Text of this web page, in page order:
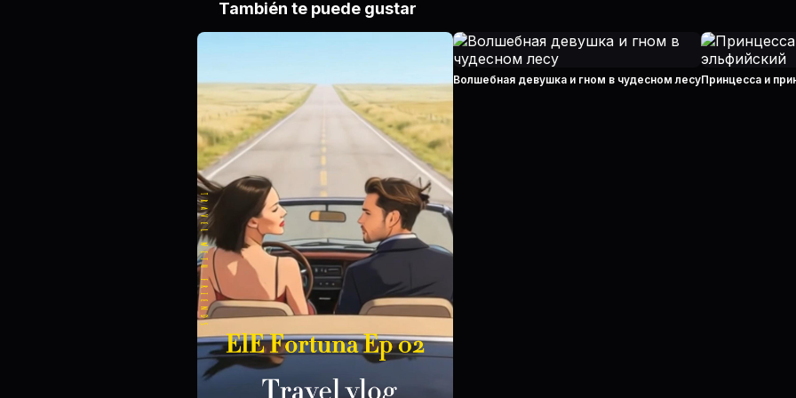
También te puede gustar
Волшебная девушка и гном в чудесном лесуПринцесса и